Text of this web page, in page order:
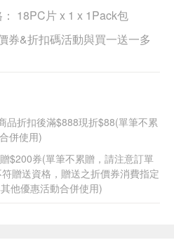
18PC片 x 1 x 1Pack包
券&折扣碼活動與買一送一多
品折扣後滿$888現折$88(單筆不累
併使用)
$200券(單筆不累贈，請注意訂單
贈送資格，贈送之折價券消費指定
他優惠活動合併使用)